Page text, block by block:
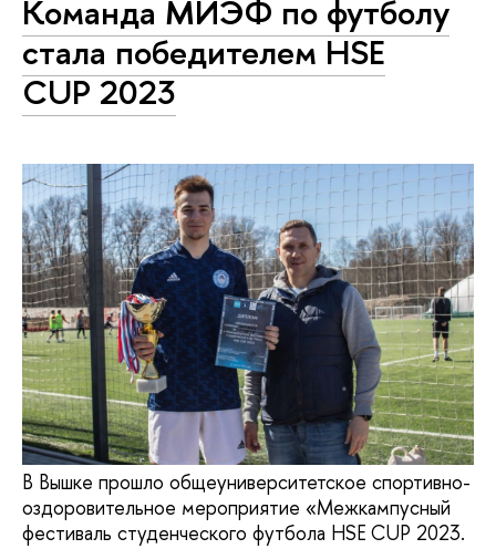
Команда МИЭФ по футболу
стала победителем HSE
CUP 2023
В Вышке прошло общеуниверситетское спортивно-
оздоровительное мероприятие «Межкампусный
фестиваль студенческого футбола HSE CUP 2023.